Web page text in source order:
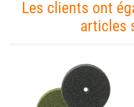
Les clients ont
articles